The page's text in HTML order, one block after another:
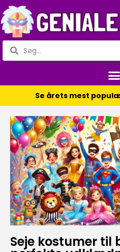
Se årets mest
Seje kostumer til